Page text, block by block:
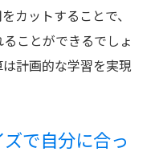
カットすることで、
ことができるでしょ
計画的な学習を実現
で自分に合っ